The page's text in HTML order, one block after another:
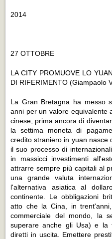
2014
27 OTTOBRE
LA CITY PROMUOVE LO
DI RIFERIMENTO (Giampaolo
La Gran Bretagna ha messo
anni per un valore equivalente
cinese, prima ancora di
la settima moneta di
credito straniero in yuan nasce
il suo processo di
in massicci investimenti
attrarre sempre più capitali al
una grande valuta
l'alternativa asiatica al
continente. Le obbligazioni
atto che la Cina, in
commerciale del mondo, la
superare anche gli Usa) e la
diretti in uscita. Emettere